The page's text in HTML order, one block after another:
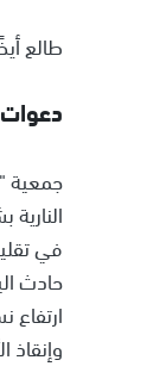
طالع
دعوات
جمعية
في
حادث
وإنقاذ